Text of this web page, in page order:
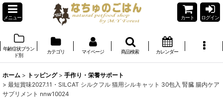
メニュー カート ログイン
年齢症状ブラン
ド別
カテゴリ マイページ 商品検索 カレンダー
ホーム > トッピング > 手作り・栄養サポート
> 最短賞味2027.11・SILCAT シルクフル 猫用シルキャット 30包入 腎臓 腸内ケア
サプリメント nnw10024